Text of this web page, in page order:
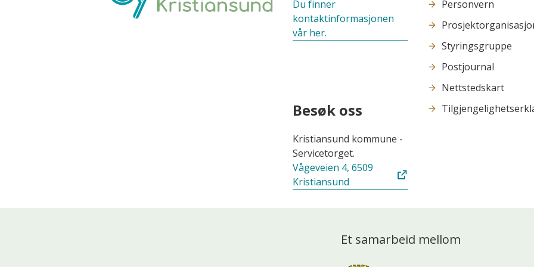
Du finner
kontaktinformasjonen
vår her.
Besøk oss
Kristiansund kommune -
Servicetorget.
Vågeveien 4, 6509
Kristiansund
Personvern
Styringsgruppe
Postjournal
Nettstedskart
Et samarbeid mellom